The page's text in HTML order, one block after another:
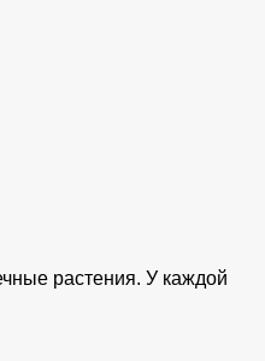
растения. У каждой